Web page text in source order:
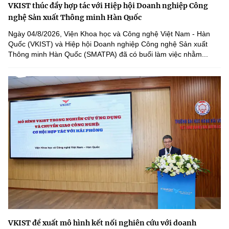
VKIST thúc đẩy hợp tác với Hiệp hội Doanh nghiệp Công
nghệ Sản xuất Thông minh Hàn Quốc
Ngày 04/8/2026, Viện Khoa học và Công nghệ Việt Nam - Hàn
Quốc (VKIST) và Hiệp hội Doanh nghiệp Công nghệ Sản xuất
Thông minh Hàn Quốc (SMATPA) đã có buổi làm việc nhằm...
VKIST đề xuất mô hình kết nối nghiên cứu với doanh